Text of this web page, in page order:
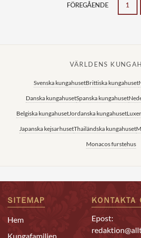
FÖREGÅENDE 1
VÄRLDENS
Svenska kungahusetBrittiska kungahuset
Danska kungahusetSpanska kungahuset
Belgiska kungahusetJordanska kungahuset
Japanska kejsarhusetThailändska kungahuset
Monacos furstehus
SITEMAP
Hem
Kungafamiljen
KONTAKTA
Epost: